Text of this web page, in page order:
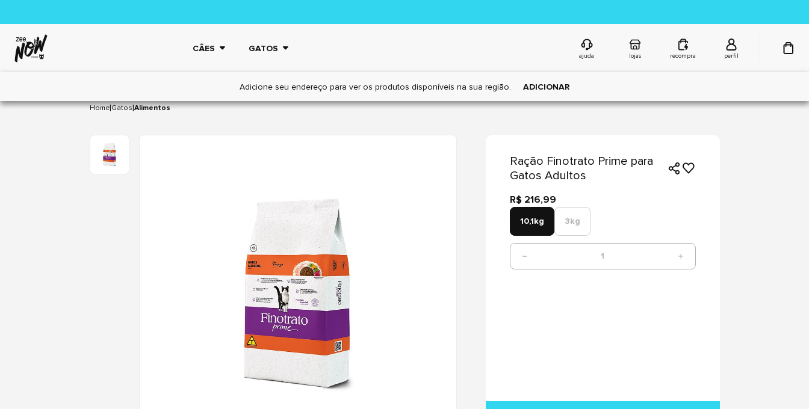
CÃES GATOS
ajuda lojas recompra perfil
Adicione seu endereço para ver os produtos disponíveis na sua região. ADICIONAR
Home|Gatos|Alimentos
Ração Finotrato Prime para
Gatos Adultos
R$ 216,99
10,1kg 3kg
1